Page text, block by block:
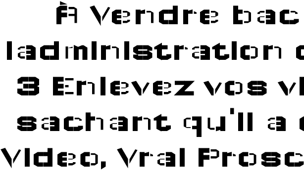
ОСОБЕННОСТИ ОМГ –
OMG САЙТ – ПРИНЦИПЫ
ОМГ: OMG ЗЕРКАЛО / ОМГ
ОФИЦИАЛЬНЫЙ САЙТ И
À Vendre
ladministration
3 Enlevez vos
sachant qu'il a
Video, Vrai